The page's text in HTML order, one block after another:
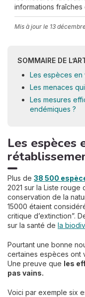
informations fraîches
Mis à jour le 13
SOMMAIRE DE
Les espèces en
Les menaces
Les mesures
endémiques ?
Les espèces
Plus de 38 500
2021 sur la Liste rouge
conservation de la
15000 étaient
critique d’extinction”.
sur la santé de la
Pourtant une bonne
certaines espèces ont
Une preuve que les
pas vains.
Voici par exemple six